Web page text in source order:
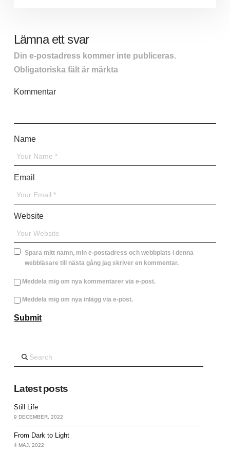
Lämna ett svar
Din e-postadress kommer inte publiceras.
Obligatoriska fält är märkta
Kommentar
Name
Email
Website
Spara mitt namn, min e-postadress och webbplats i denna
webbläsare till nästa gång jag skriver en kommentar.
Meddela mig om nya kommentarer via e-post.
Meddela mig om nya inlägg via e-post.
Latest posts
Still Life
9 DECEMBER, 2022
From Dark to Light
4 MAJ, 2022